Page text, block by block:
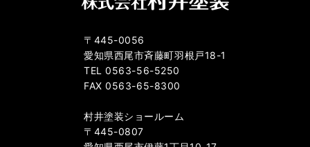
〒445-0056
愛知県西尾市斉藤町羽根戸18-1
TEL 0563-56-5250
FAX 0563-65-8300
村井塗装ショールーム
〒445-0807